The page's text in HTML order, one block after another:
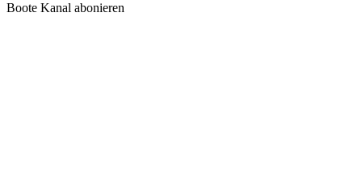
Boote Kanal abonieren